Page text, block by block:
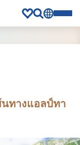
ทางแอลป์ทา